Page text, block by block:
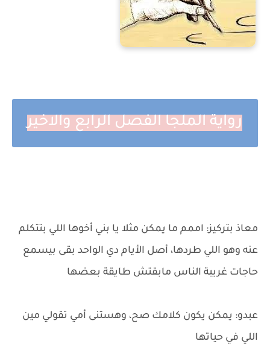
رواية الملجا الفصل الرابع والاخير
معاذ بتركيز: اممم ما يمكن مثلا يا بني أخوها اللي بتتكلم
عنه وهو اللي طردها، أصل الأيام دي الواحد بقى بيسمع
حاجات غريبة الناس مابقتش طايقة بعضها
عبدو: يمكن يكون كلامك صح، وهستنى أمي تقولي مين
اللي في حياتها